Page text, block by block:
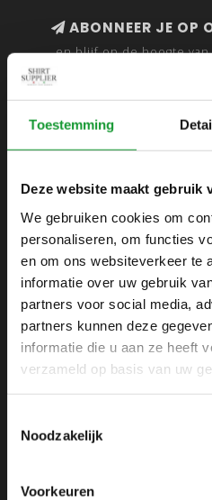
Toestemming
Deze website maakt gebruik
We gebruiken cookies om
personaliseren, om functies
en om ons websiteverkeer te
informatie over uw gebruik
partners voor social media,
partners kunnen deze
informatie die u aan ze heeft
verzameld op basis van uw
Noodzakelijk
Voorkeuren
ABONNEER JE OP
en blijf op de hoogte
Webshop
1433
+31 6 42
+31 6 42